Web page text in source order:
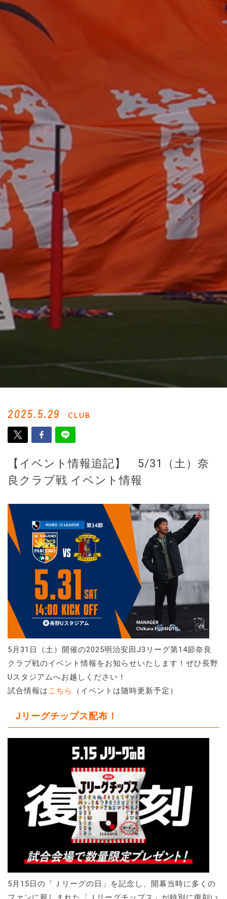
2025.5.29 CLUB
【イベント情報追記】 5/31（土）奈
良クラブ戦 イベント情報
5月31日（土）開催の2025明治安田J3リーグ第14節奈良
クラブ戦のイベント情報をお知らせいたします！ぜひ長野
Uスタジアムへお越しください！
試合情報は こちら （イベントは随時更新予定）
Jリーグチップス配布！
5月15日の「Ｊリーグの日」を記念し、開幕当時に多くの